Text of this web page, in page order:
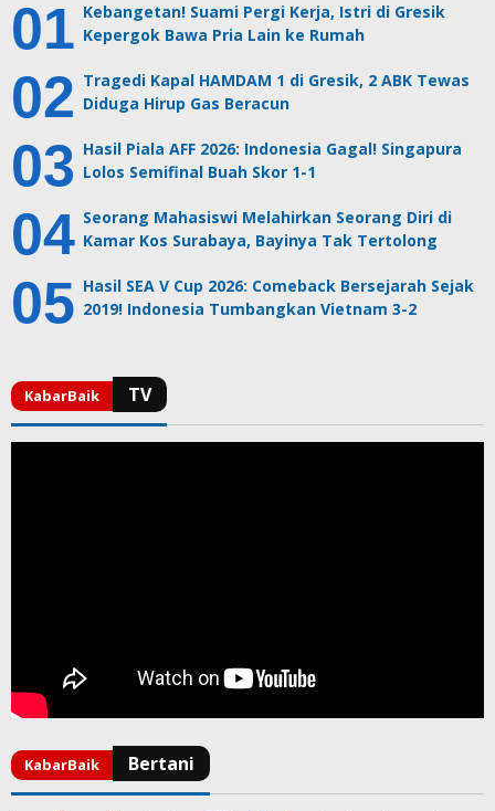
Kebangetan! Suami Pergi Kerja, Istri di Gresik
Kepergok Bawa Pria Lain ke Rumah
Tragedi Kapal HAMDAM 1 di Gresik, 2 ABK Tewas
Diduga Hirup Gas Beracun
Hasil Piala AFF 2026: Indonesia Gagal! Singapura
Lolos Semifinal Buah Skor 1-1
Seorang Mahasiswi Melahirkan Seorang Diri di
Kamar Kos Surabaya, Bayinya Tak Tertolong
Hasil SEA V Cup 2026: Comeback Bersejarah Sejak
2019! Indonesia Tumbangkan Vietnam 3-2